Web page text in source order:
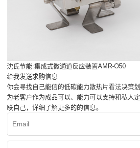
沈氏节能:集成式微通道反应装置AMR-O50
给我发送求购信息
你会寻找自己能信的低碳能力散热片看法决策
为老客户作为成品可以、能力可以支持和私人
联自己，详细了解更多的的信息。